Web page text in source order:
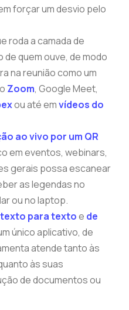
forçar um desvio pelo
roda a camada de
quem ouve, de modo
na reunião como um
Zoom, Google Meet,
ou até emvídeos do
ao vivo por um QR
em eventos, webinars,
gerais possa escanear
as legendas no
ou no laptop.
para textoe de
único aplicativo, de
atende tanto às
às suas
de documentos ou